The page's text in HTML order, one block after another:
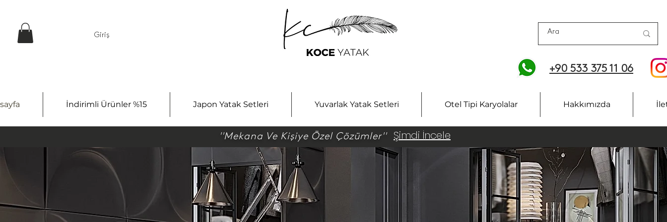
Giriş
+90 533 375 11 06
İndirimli Ürünler %15 Japon Yatak Setleri Yuvarlak Yatak Setleri Otel Tipi Karyolalar Hakkımızda
''Mekana Ve Kişiye Özel Çözümler'' Şimdi İncele